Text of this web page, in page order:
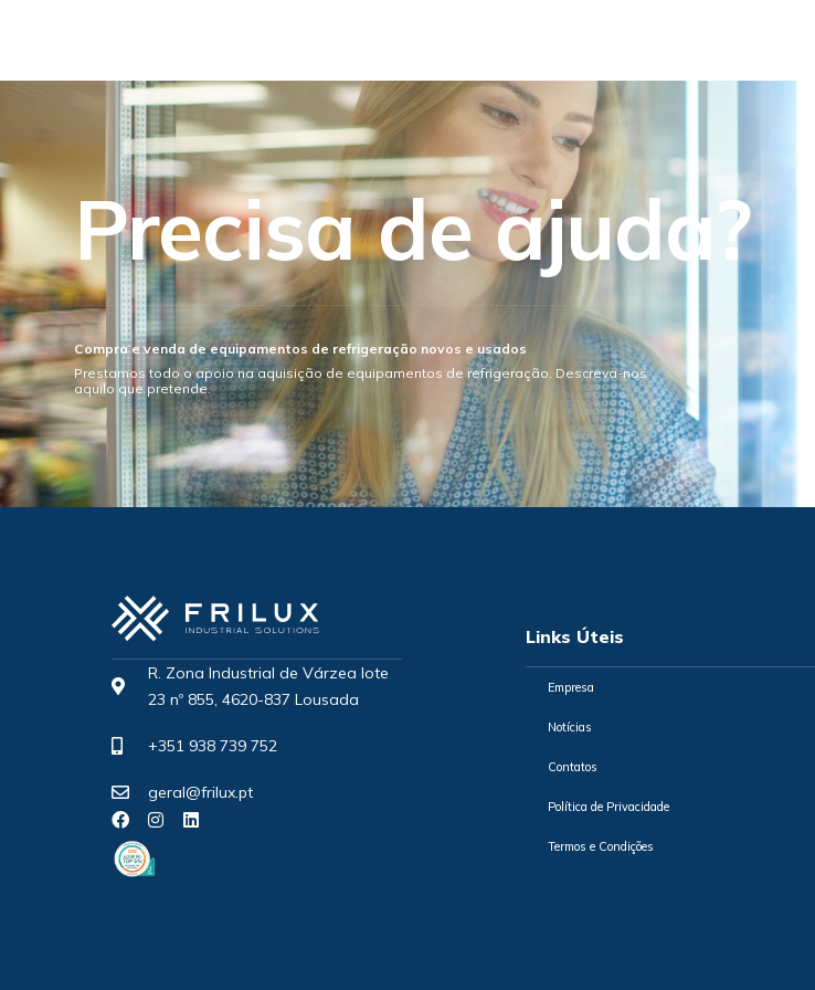
Precisa de ajuda?
Compra e venda de equipamentos de refrigeração novos e usados
Prestamos todo o apoio na aquisição de equipamentos de refrigeração. Descreva-nos
aquilo que pretende.
R. Zona Industrial de Várzea lote
23 nº 855, 4620-837 Lousada
+351 938 739 752
geral@frilux.pt
Links Úteis
Empresa
Notícias
Contatos
Política de Privacidade
Termos e Condições